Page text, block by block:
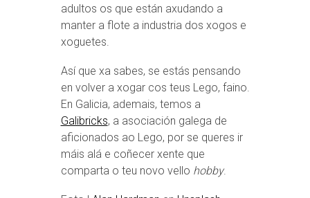
adultos os que están axudando a
manter a flote a industria dos xogos e
xoguetes.
Así que xa sabes, se estás pensando
en volver a xogar cos teus Lego, faino.
En Galicia, ademais, temos a
Galibricks, a asociación galega de
aficionados ao Lego, por se queres ir
máis alá e coñecer xente que
comparta o teu novo vello hobby.